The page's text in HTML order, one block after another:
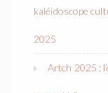
kaléidoscope
2025
Artch 2025 :